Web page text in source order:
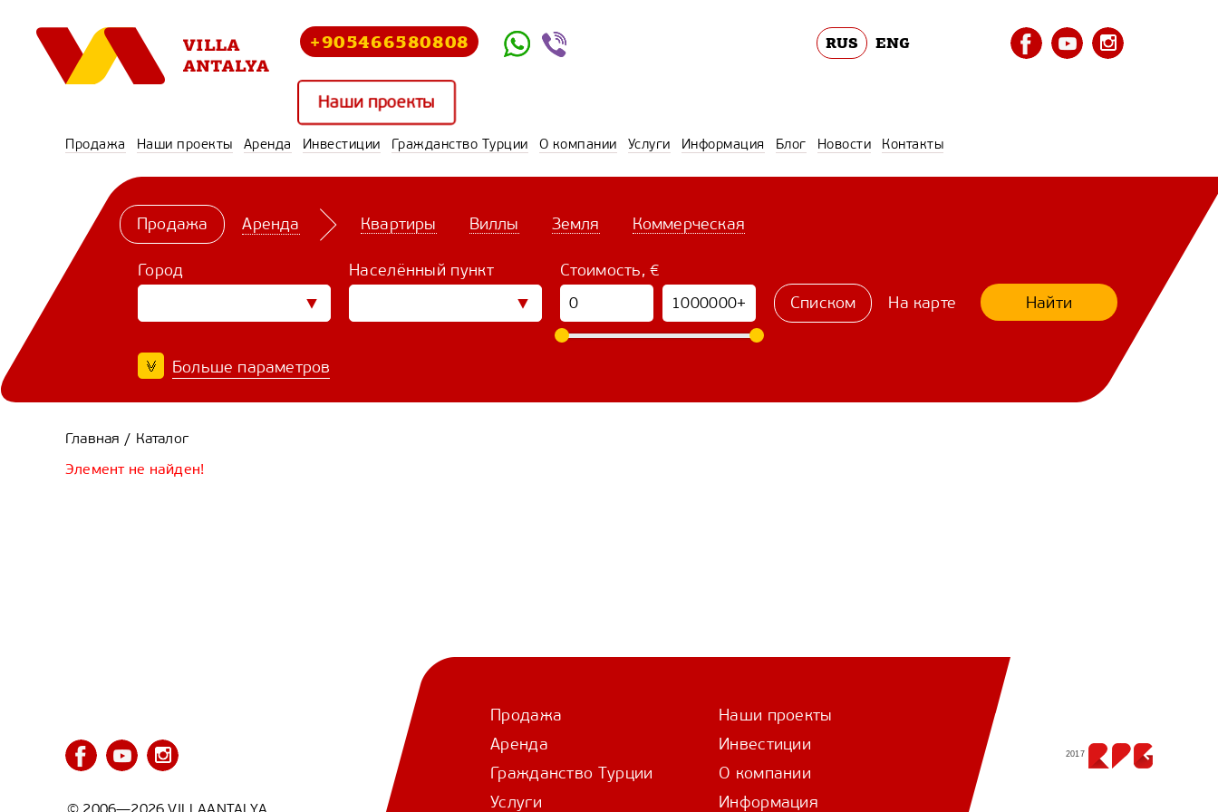
+905466580808
Наши проекты
RUS ENG
Продажа Наши проекты Аренда Инвестиции Гражданство Турции О компании Услуги Информация Блог Новости Контакты
Квартиры Виллы Земля Коммерческая
Продажа Аренда
Город Населённый пункт
Стоимость, €
Списком
На карте Найти
Больше параметров
Главная / Каталог
Элемент не найден!
Продажа
Наши проекты
Аренда
Инвестиции
Гражданство Турции
О компании
Услуги
Информация
2017